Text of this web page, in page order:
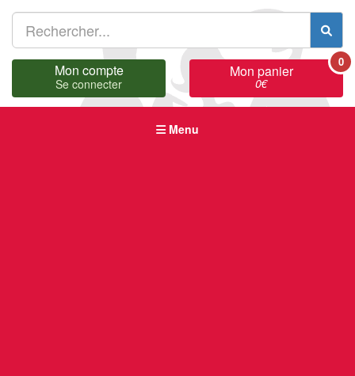
Mon compte
Se connecter
Mon panier
0€
0
Menu